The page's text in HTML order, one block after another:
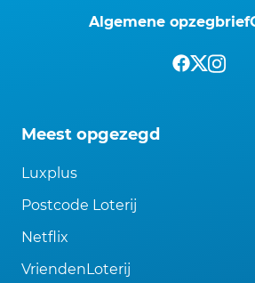
Algemene opzegbrief
Meest opgezegd
Luxplus
Postcode Loterij
Netflix
VriendenLoterij